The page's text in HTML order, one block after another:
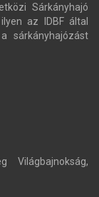
Sárkányhajó
az IDBF által
sárkányhajózást
Világbajnokság,